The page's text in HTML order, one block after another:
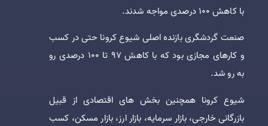
با کاهش 100 درصدی مواجه شدند.
صنعت گردشگری بازنده اصلی شیوع کرونا حتی در کسب
و کارهای مجازی بود که با کاهش 97 تا 100 درصدی رو
به رو شد.
شیوع کرونا همچنین بخش های اقتصادی از قبیل
بازرگانی خارجی، بازار سرمایه، بازار ارز، بازار مسکن، کسب